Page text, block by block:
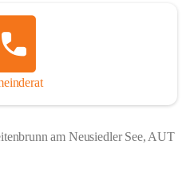
am Neusiedler See, AUT